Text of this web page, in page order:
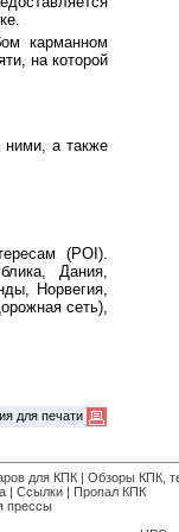
карманном
на которой
ними, а также
(POI).
Дания,
Норвегия,
сеть),
для печати
для КПК
Обзоры КПК,
Ссылки
Пропал КПК
прессы